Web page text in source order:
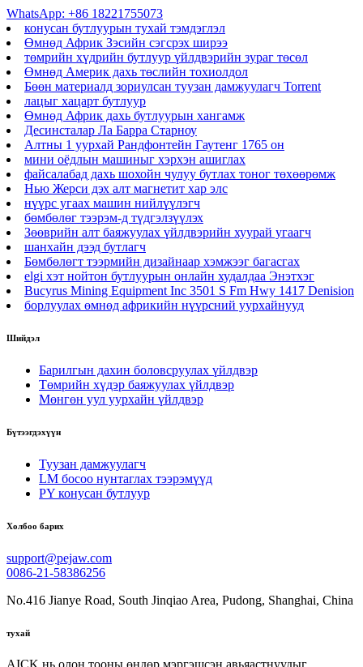
WhatsApp: +86 18221755073
конусан бутлуурын тухай тэмдэглэл
Өмнөд Африк Зэсийн сэгсрэх ширээ
төмрийн хүдрийн бутлуур үйлдвэрийн зураг төсөл
Өмнөд Америк дахь төслийн тохиолдол
Бөөн материалд зориулсан туузан дамжуулагч Torrent
лацыг хацарт бутлуур
Өмнөд Африк дахь бутлуурын хангамж
Десинсталар Ла Барра Старноу
Алтны 1 уурхай Рандфонтейн Гаутенг 1765 он
мини оёдлын машиныг хэрхэн ашиглах
файсалабад дахь шохойн чулуу бутлах тоног төхөөрөмж
Нью Жерси дэх алт магнетит хар элс
нүүрс угаах машин нийлүүлэгч
бөмбөлөг тээрэм-д түдгэлзүүлэх
Зөөврийн алт баяжуулах үйлдвэрийн хуурай угаагч
шанхайн дээд бутлагч
Бөмбөлөгт тээрмийн дизайнаар хэмжээг багасгах
elgi хэт нойтон бутлуурын онлайн худалдаа Энэтхэг
Bucyrus Mining Equipment Inc 3501 S Fm Hwy 1417 Denision
борлуулах өмнөд африкийн нүүрсний уурхайнууд
Шийдэл
Барилгын дахин боловсруулах үйлдвэр
Төмрийн хүдэр баяжуулах үйлдвэр
Мөнгөн уул уурхайн үйлдвэр
Бүтээгдэхүүн
Туузан дамжуулагч
LM босоо нунтаглах тээрэмүүд
PY конусан бутлуур
Холбоо барих
support@pejaw.com
0086-21-58386256
No.416 Jianye Road, South Jinqiao Area, Pudong, Shanghai, China
тухай